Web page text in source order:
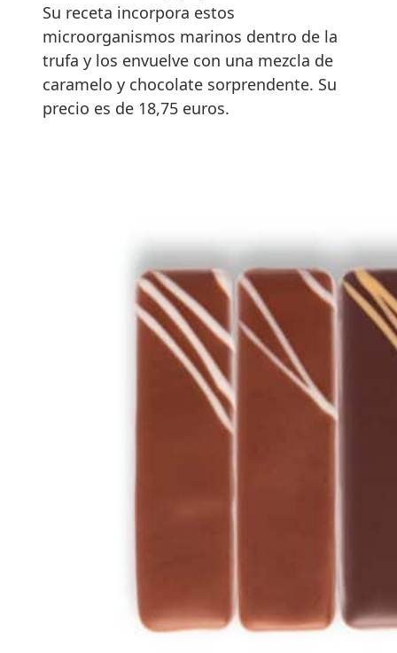
Su receta incorpora estos
microorganismos marinos dentro de la
trufa y los envuelve con una mezcla de
caramelo y chocolate sorprendente. Su
precio es de 18,75 euros.